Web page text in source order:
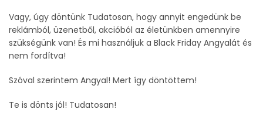
Vagy, úgy döntünk Tudatosan, hogy annyit engedünk be
reklámból, üzenetből, akcióból az életünkben amennyire
szükségünk van! És mi használjuk a Black Friday Angyalát és
nem fordítva!
Szóval szerintem Angyal! Mert így döntöttem!
Te is dönts jól! Tudatosan!